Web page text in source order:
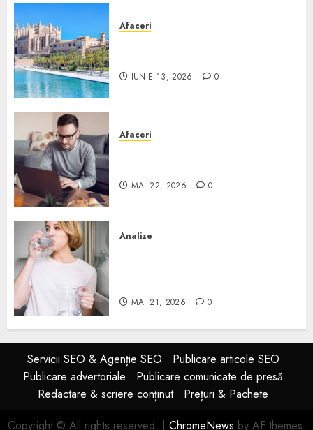
Afaceri
IUNIE 13, 2026 0
Afaceri
MAI 22, 2026 0
Analize
MAI 21, 2026 0
Servicii SEO & Agenție SEO
Publicare articole SEO
Publicare advertoriale
Publicare comunicate de presă
Redactare & scriere conținut
Prețuri & Pachete
Copyright © All rights reserved. | ChromeNews by AF themes.